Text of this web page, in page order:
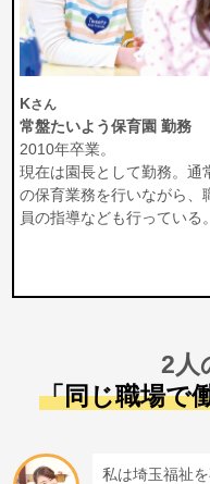
Kさん
常盤たいよう保育園 勤務
2010年卒業。
現在は園長として勤務。通
の保育業務を行いながら、
員の指導なども行っている。
2人
「同じ職場で
私は埼玉福祉